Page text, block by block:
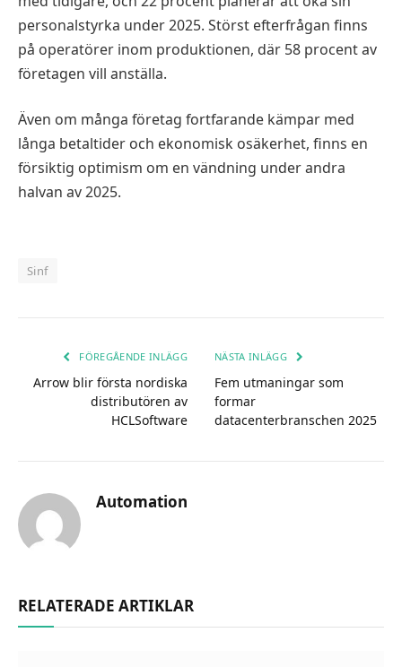
personalstyrka under 2025. Störst efterfrågan finns
på operatörer inom produktionen, där 58 procent av
företagen vill anställa.
Även om många företag fortfarande kämpar med
långa betaltider och ekonomisk osäkerhet, finns en
försiktig optimism om en vändning under andra
halvan av 2025.
Sinf
FÖREGÅENDE INLÄGG
Arrow blir första nordiska
distributören av
HCLSoftware
NÄSTA INLÄGG
Fem utmaningar som
formar
datacenterbranschen 2025
Automation
RELATERADE ARTIKLAR